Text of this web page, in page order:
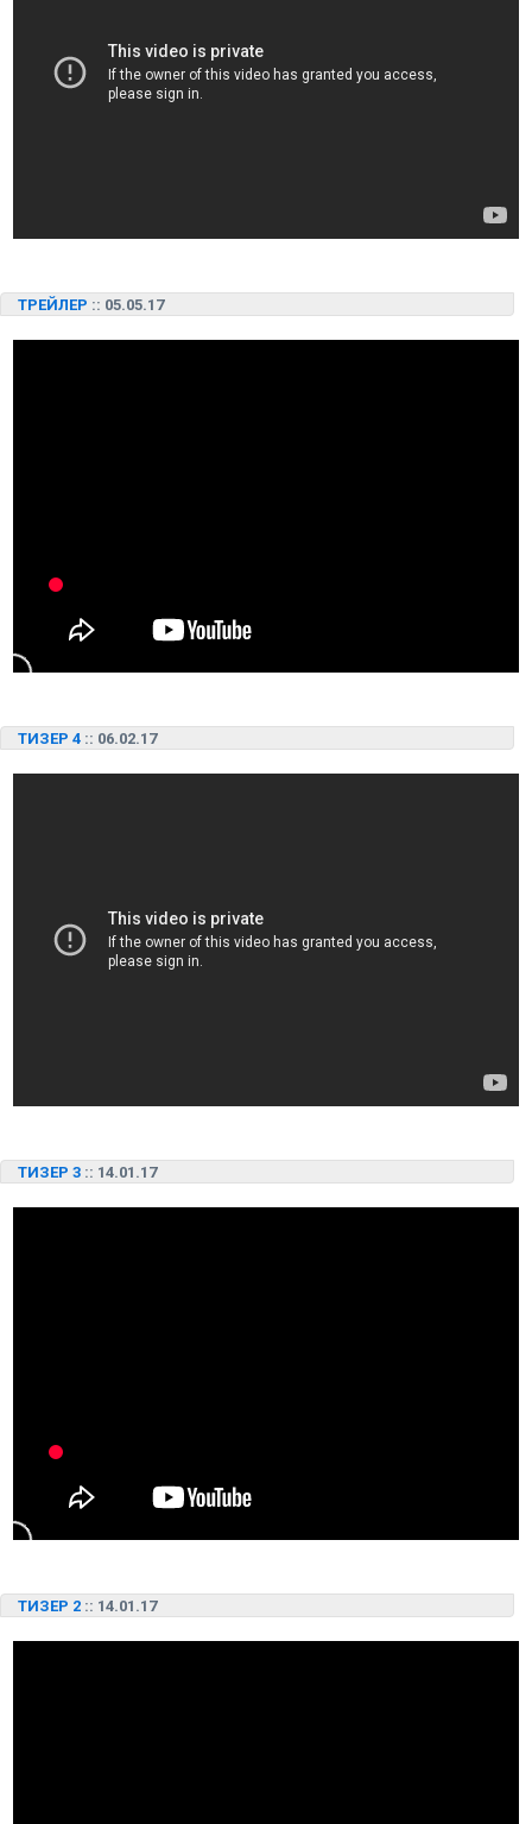
ТРЕЙЛЕР :: 05.05.17
ТИЗЕР 4 :: 06.02.17
ТИЗЕР 3 :: 14.01.17
ТИЗЕР 2 :: 14.01.17